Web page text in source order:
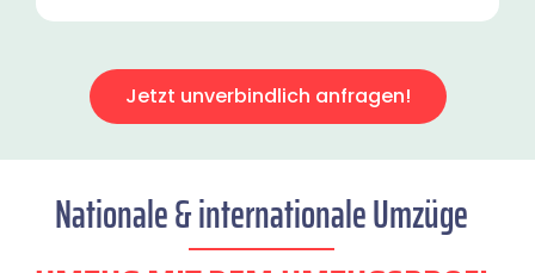
Jetzt unverbindlich anfragen!
Nationale & internationale Umzüge